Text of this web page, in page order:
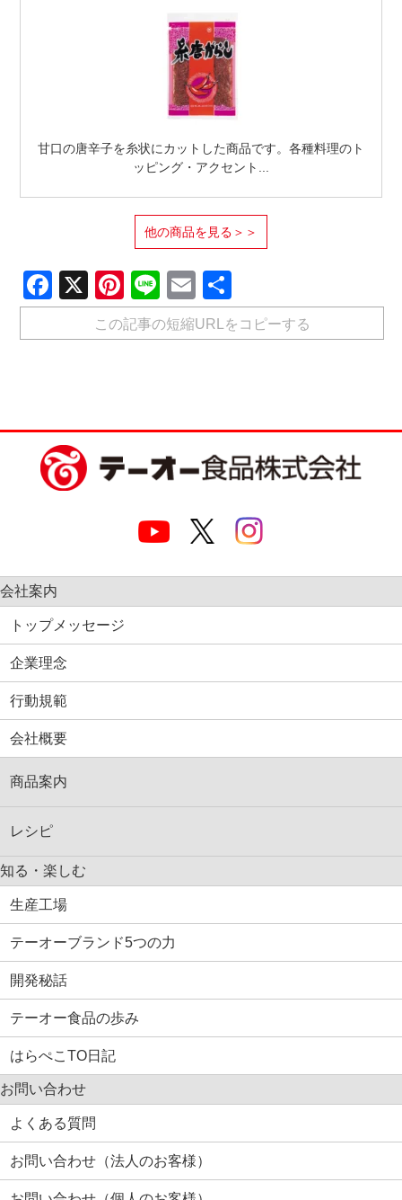
甘口の唐辛子を糸状にカットした商品です。各種料理のト
ッピング・アクセント...
他の商品を見る＞＞
Facebook
X Pinterest
LineEmail
有
この記事の短縮URLをコピーする
会社案内
トップメッセージ
企業理念
行動規範
会社概要
商品案内
レシピ
知る・楽しむ
生産工場
テーオーブランド5つの力
開発秘話
テーオー食品の歩み
はらぺこTO日記
お問い合わせ
よくある質問
お問い合わせ（法人のお客様）